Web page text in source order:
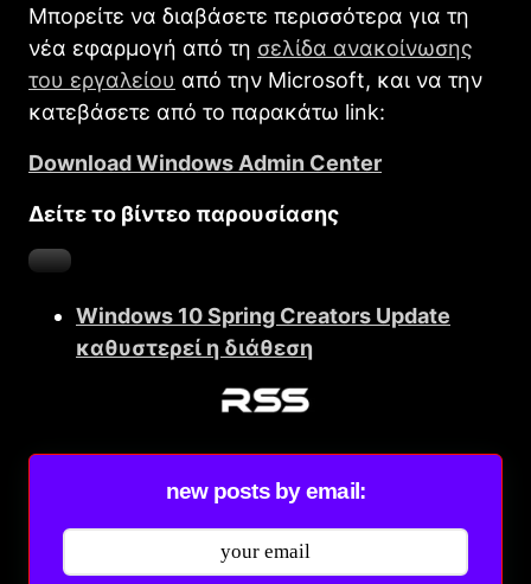
Μπορείτε να διαβάσετε περισσότερα για τη
νέα εφαρμογή από τη σελίδα ανακοίνωσης
του εργαλείου από την Microsoft, και να την
κατεβάσετε από το παρακάτω link:
Download Windοws Admin Center
Δείτε το βίντεο παρουσίασης
Windows 10 Spring Creators Update
καθυστερεί η διάθεση
new posts by email: